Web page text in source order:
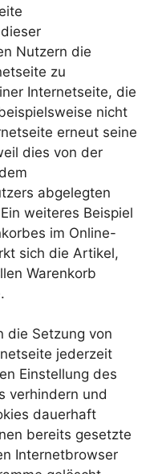
Nutzern die
zu
Internetseite, die
nicht
erneut seine
dies von der
abgelegten
weiteres Beispiel
im Online-
sich die Artikel,
Warenkorb
die Setzung von
jederzeit
Einstellung des
verhindern und
dauerhaft
bereits gesetzte
Internetbrowser